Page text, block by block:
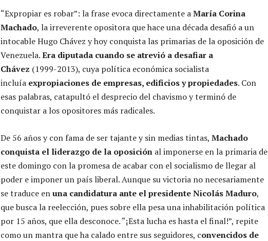
“Expropiar es robar”: la frase evoca directamente aMaría Corina
Machado, la irreverente opositora que hace una década desafió a un
intocable Hugo Chávez y hoy conquista las primarias de la oposición de
Venezuela.Era diputada cuando se atrevió a desafiar a
Chávez (1999-2013), cuya política económica socialista
incluía expropiaciones de empresas, edificios y propiedades. Con
esas palabras, catapultó el desprecio del chavismo y terminó de
conquistar a los opositores más radicales.
De 56 años y con fama de ser tajante y sin medias tintas, Machado
conquista el liderazgo de la oposición al imponerse en la primaria de
este domingo con la promesa de acabar con el socialismo de llegar al
poder e imponer un país liberal. Aunque su victoria no necesariamente
se traduce enuna candidatura ante el presidente Nicolás Maduro,
que busca la reelección, pues sobre ella pesa una inhabilitación política
por 15 años, que ella desconoce. “¡Esta lucha es hasta el final!”, repite
como un mantra que ha calado entre sus seguidores, convencidos de